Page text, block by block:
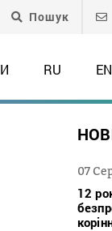
Пошук
RU EN
07
12